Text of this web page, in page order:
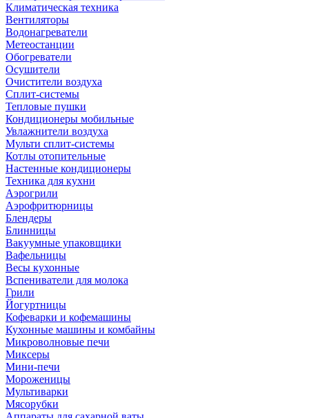
Климатическая техника
Вентиляторы
Водонагреватели
Метеостанции
Обогреватели
Осушители
Очистители воздуха
Сплит-системы
Тепловые пушки
Кондиционеры мобильные
Увлажнители воздуха
Мульти сплит-системы
Котлы отопительные
Настенные кондиционеры
Техника для кухни
Аэрогрили
Аэрофритюрницы
Блендеры
Блинницы
Вакуумные упаковщики
Вафельницы
Весы кухонные
Вспениватели для молока
Грили
Йогуртницы
Кофеварки и кофемашины
Кухонные машины и комбайны
Микроволновые печи
Миксеры
Мини-печи
Мороженицы
Мультиварки
Мясорубки